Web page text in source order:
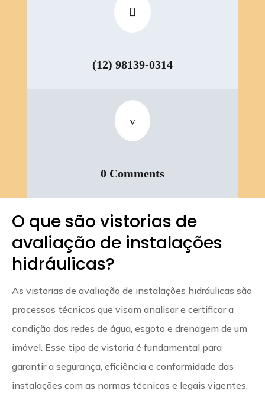

(12) 98139-0314
v
0 Comments
O que são vistorias de
avaliação de instalações
hidráulicas?
As vistorias de avaliação de instalações hidráulicas são
processos técnicos que visam analisar e certificar a
condição das redes de água, esgoto e drenagem de um
imóvel. Esse tipo de vistoria é fundamental para
garantir a segurança, eficiência e conformidade das
instalações com as normas técnicas e legais vigentes.